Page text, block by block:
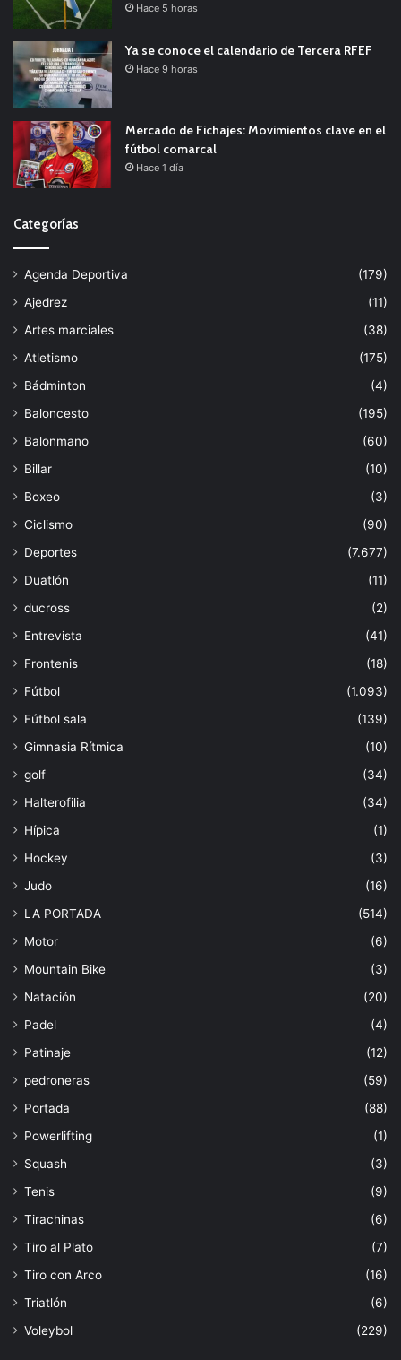
Hace 5 horas
Ya se conoce el calendario de Tercera RFEF
Hace 9 horas
Mercado de Fichajes: Movimientos clave en el
fútbol comarcal
Hace 1 día
Categorías
Agenda Deportiva
(179)
Ajedrez
(11)
Artes marciales
(38)
Atletismo
(175)
Bádminton
(4)
Baloncesto
(195)
Balonmano
(60)
Billar
(10)
Boxeo
(3)
Ciclismo
(90)
Deportes
(7.677)
Duatlón
(11)
ducross
(2)
Entrevista
(41)
Frontenis
(18)
Fútbol
(1.093)
Fútbol sala
(139)
Gimnasia Rítmica
(10)
golf
(34)
Halterofilia
(34)
Hípica
(1)
Hockey
(3)
Judo
(16)
LA PORTADA
(514)
Motor
(6)
Mountain Bike
(3)
Natación
(20)
Padel
(4)
Patinaje
(12)
pedroneras
(59)
Portada
(88)
Powerlifting
(1)
Squash
(3)
Tenis
(9)
Tirachinas
(6)
Tiro al Plato
(7)
Tiro con Arco
(16)
Triatlón
(6)
Voleybol
(229)